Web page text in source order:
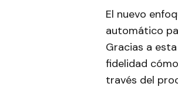
El nuevo
automático
Gracias a
fidelidad
través del